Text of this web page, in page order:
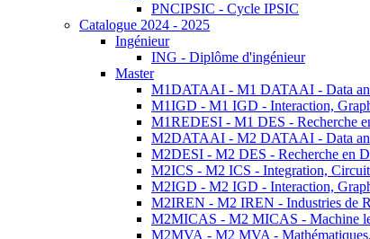
PNCIPSIC - Cycle IPSIC
Catalogue 2024 - 2025
Ingénieur
ING - Diplôme d'ingénieur
Master
M1DATAAI - M1 DATAAI - Data
M1IGD - M1 IGD - Interaction,
M1REDESI - M1 DES - Recherche
M2DATAAI - M2 DATAAI - Data
M2DESI - M2 DES - Recherche en
M2ICS - M2 ICS - Integration,
M2IGD - M2 IGD - Interaction,
M2IREN - M2 IREN - Industries de
M2MICAS - M2 MICAS - Machine
M2MVA - M2 MVA -